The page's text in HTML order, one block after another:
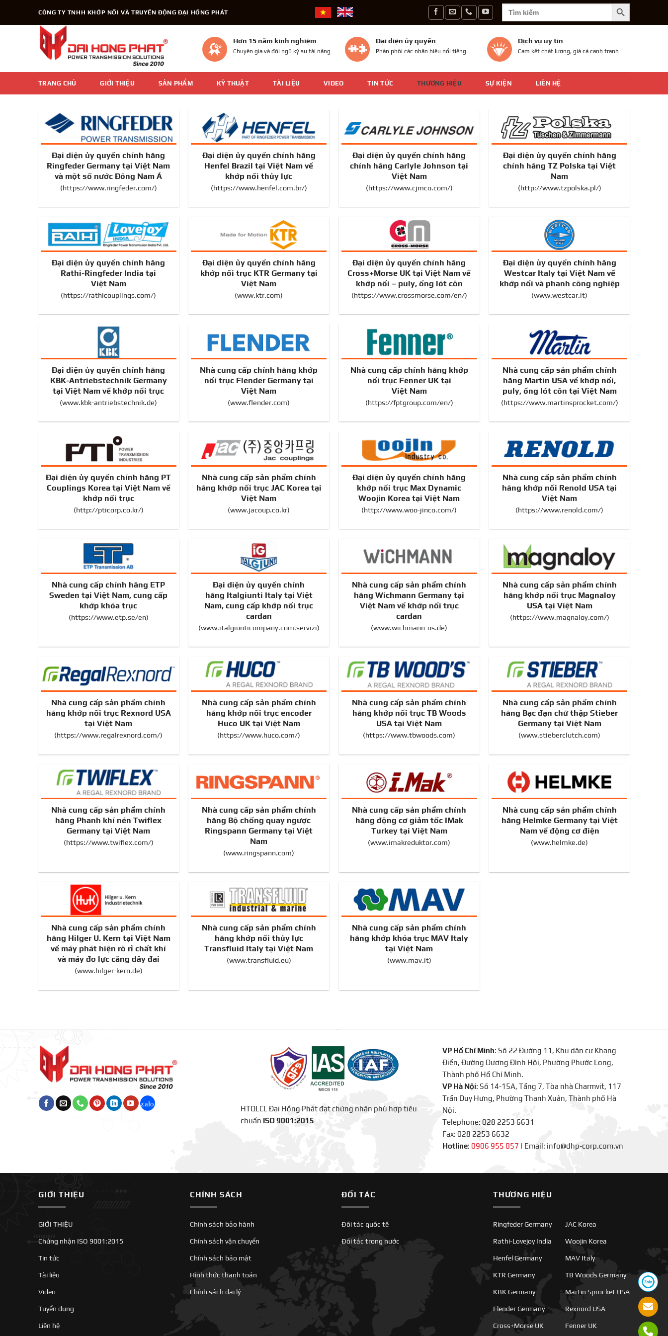
CÔNG TY TNHH KHỚP NỐI VÀ TRUYỀN ĐỘNG ĐẠI HỒNG PHÁT
Search
for:
SEARCH BUTTON
Hơn 15 năm kinh nghiệm
Chuyên gia và đội ngũ kỹ sư tài năng
Đại diện ủy quyền
Phân phối các nhãn hiệu nổi tiếng
Dịch vụ uy tín
Cam kết chất lượng, giá cả cạnh tranh
TRANG CHỦ GIỚI THIỆU SẢN PHẨM KỸ THUẬT TÀI LIỆU VIDEO TIN TỨC THƯƠNG HIỆU SỰ KIỆN LIÊN HỆ
Đại diện ủy quyền chính hãng
Ringfeder Germany tại Việt Nam
và một số nước Đông Nam Á
(https://www.ringfeder.com/)
Đại diện ủy quyền chính hãng
Henfel Brazil tại Việt Nam về
khớp nối thủy lực
(https://www.henfel.com.br/)
Đại diện ủy quyền chính hãng
chính hãng Carlyle Johnson tại
Việt Nam
(https://www.cjmco.com/)
Đại diện ủy quyền chính hãng
chính hãng TZ Polska tại Việt
Nam
(http://www.tzpolska.pl/)
Đại diện ủy quyền chính hãng
Rathi-Ringfeder India tại
Việt Nam
(https://rathicouplings.com/)
Đại diện ủy quyền chính hãng
khớp nối trục KTR Germany tại
Việt Nam
(www.ktr.com)
Đại diện ủy quyền chính hãng
Cross+Morse UK tại Việt Nam về
khớp nối – puly, ống lót côn
(https://www.crossmorse.com/en/)
Đại diện ủy quyền chính hãng
Westcar Italy tại Việt Nam về
khớp nối và phanh công nghiệp
(www.westcar.it)
Đại diện ủy quyền chính hãng
KBK-Antriebstechnik Germany
tại Việt Nam về khớp nối trục
(www.kbk-antriebstechnik.de)
Nhà cung cấp chính hãng khớp
nối trục Flender Germany tại
Việt Nam
(www.flender.com)
Nhà cung cấp chính hãng khớp
nối trục Fenner UK tại
Việt Nam
(https://fptgroup.com/en/)
Nhà cung cấp sản phẩm chính
hãng Martin USA về khớp nối,
puly, ống lót côn tại Việt Nam
(https://www.martinsprocket.com/)
Đại diện ủy quyền chính hãng PT
Couplings Korea tại Việt Nam về
khớp nối trục
(http://pticorp.co.kr/)
Nhà cung cấp sản phẩm chính
hãng khớp nối trục JAC Korea tại
Việt Nam
(www.jacoup.co.kr)
Đại diện ủy quyền chính hãng
khớp nối trục Max Dynamic
Woojin Korea tại Việt Nam
(http://www.woo-jinco.com/)
Nhà cung cấp sản phẩm chính
hãng khớp nối Renold USA tại
Việt Nam
(https://www.renold.com/)
Nhà cung cấp chính hãng ETP
Sweden tại Việt Nam, cung cấp
khớp khóa trục
(https://www.etp.se/en)
Đại diện ủy quyền chính
hãng Italgiunti Italy tại Việt
Nam, cung cấp khớp nối trục
cardan
(www.italgiunticompany.com.servizi)
Nhà cung cấp sản phẩm chính
hãng Wichmann Germany tại
Việt Nam về khớp nối trục
cardan
(www.wichmann-os.de)
Nhà cung cấp sản phẩm chính
hãng khớp nối trục Magnaloy
USA tại Việt Nam
(https://www.magnaloy.com/)
Nhà cung cấp sản phẩm chính
hãng khớp nối trục Rexnord USA
tại Việt Nam
(https://www.regalrexnord.com/)
Nhà cung cấp sản phẩm chính
hãng khớp nối trục encoder
Huco UK tại Việt Nam
(https://www.huco.com/)
Nhà cung cấp sản phẩm chính
hãng khớp nối trục TB Woods
USA tại Việt Nam
(https://www.tbwoods.com)
Nhà cung cấp sản phẩm chính
hãng Bạc đạn chữ thập Stieber
Germany tại Việt Nam
(www.stieberclutch.com)
Nhà cung cấp sản phẩm chính
hãng Phanh khí nén Twiflex
Germany tại Việt Nam
(https://www.twiflex.com/)
Nhà cung cấp sản phẩm chính
hãng Bộ chống quay ngược
Ringspann Germany tại Việt
Nam
(www.ringspann.com)
Nhà cung cấp sản phẩm chính
hãng động cơ giảm tốc IMak
Turkey tại Việt Nam
(www.imakreduktor.com)
Nhà cung cấp sản phẩm chính
hãng Helmke Germany tại Việt
Nam về động cơ điện
(www.helmke.de)
Nhà cung cấp sản phẩm chính
hãng Hilger U. Kern tại Việt Nam
về máy phát hiện rò rỉ chất khí
và máy đo lực căng dây đai
(www.hilger-kern.de)
Nhà cung cấp sản phẩm chính
hãng khớp nối thủy lực
Transfluid Italy tại Việt Nam
(www.transfluid.eu)
Nhà cung cấp sản phẩm chính
hãng khớp khóa trục MAV Italy
tại Việt Nam
(www.mav.it)
HTQLCL Đại Hồng Phát đạt chứng nhận phù hợp tiêu
chuẩn ISO 9001:2015
VP Hồ Chí Minh: Số 22 Đường 11, Khu dân cư Khang
Điền, Đường Dương Đình Hội, Phường Phước Long,
Thành phố Hồ Chí Minh.
VP Hà Nội: Số 14-15A, Tầng 7, Tòa nhà Charmvit, 117
Trần Duy Hưng, Phường Thanh Xuân, Thành phố Hà
Nội.
Telephone: 028 2253 6631
Fax: 028 2253 6632
Hotline: 0906 955 057 | Email: info@dhp-corp.com.vn
GIỚI THIỆU
GIỚI THIỆU
Chứng nhận ISO 9001:2015
Tin tức
Tài liệu
Video
Tuyển dụng
Liên hệ
CHÍNH SÁCH
Chính sách bảo hành
Chính sách vận chuyển
Chính sách bảo mật
Hình thức thanh toán
Chính sách đại lý
ĐỐI TÁC
Đối tác quốc tế
Đối tác trong nước
THƯƠNG HIỆU
Ringfeder Germany
Rathi-Lovejoy India
Henfel Germany
KTR Germany
KBK Germany
Flender Germany
Cross+Morse UK
JAC Korea
Woojin Korea
MAV Italy
TB Woods Germany
Martin Sprocket USA
Rexnord USA
Fenner UK